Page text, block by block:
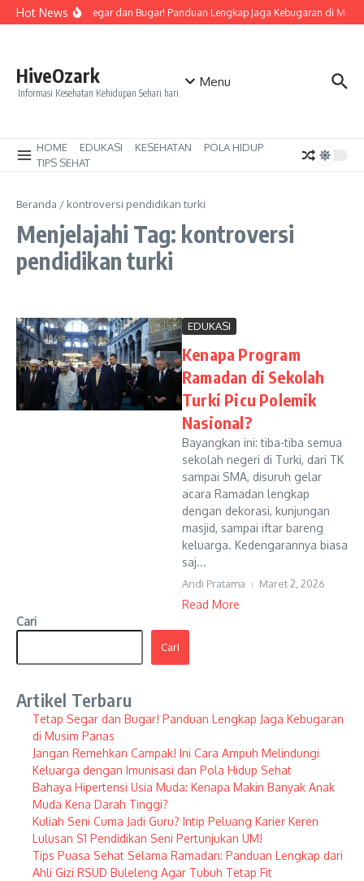
Lewati ke konten
Hot NewsTetap Segar dan Bugar! Panduan Lengkap Jaga Kebugaran di
HiveOzark
Informasi Kesehatan Kehidupan Sehari hari
Menu
HOME EDUKASI KESEHATAN
POLA HIDUP
TIPS SEHAT
Beranda / kontroversi pendidikan turki
Menjelajahi Tag: kontroversi
pendidikan turki
EDUKASI
Kenapa Program
Ramadan di Sekolah
Turki Picu Polemik
Nasional?
Bayangkan ini: tiba-tiba semua
sekolah negeri di Turki, dari TK
sampai SMA, disuruh gelar
acara Ramadan lengkap
dengan dekorasi, kunjungan
masjid, sampai iftar bareng
keluarga. Kedengarannya biasa
saj...
Andi Pratama Maret 2, 2026
Read More
Cari
Cari
Artikel Terbaru
Tetap Segar dan Bugar! Panduan Lengkap Jaga Kebugaran
di Musim Panas
Jangan Remehkan Campak! Ini Cara Ampuh Melindungi
Keluarga dengan Imunisasi dan Pola Hidup Sehat
Bahaya Hipertensi Usia Muda: Kenapa Makin Banyak Anak
Muda Kena Darah Tinggi?
Kuliah Seni Cuma Jadi Guru? Intip Peluang Karier Keren
Lulusan S1 Pendidikan Seni Pertunjukan UM!
Tips Puasa Sehat Selama Ramadan: Panduan Lengkap dari
Ahli Gizi RSUD Buleleng Agar Tubuh Tetap Fit